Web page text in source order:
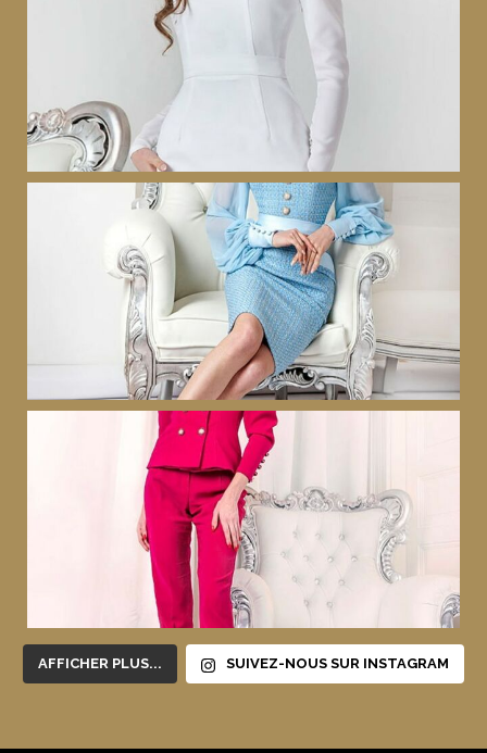
AFFICHER PLUS... SUIVEZ-NOUS SUR INSTAGRAM